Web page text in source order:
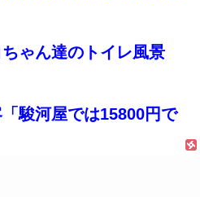
ゃん達のトイレ風景
駿河屋では15800円で